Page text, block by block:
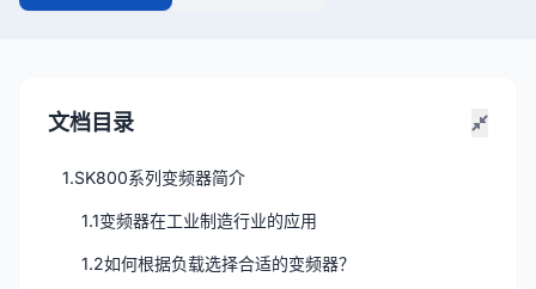
文档目录
1.SK800系列变频器简介
1.1变频器在工业制造行业的应用
1.2如何根据负载选择合适的变频器？